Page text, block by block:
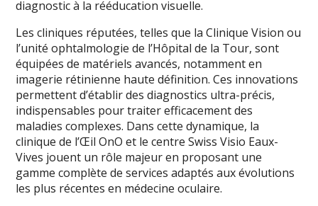
diagnostic à la rééducation visuelle.
Les cliniques réputées, telles que la Clinique Vision ou
l’unité ophtalmologie de l’Hôpital de la Tour, sont
équipées de matériels avancés, notamment en
imagerie rétinienne haute définition. Ces innovations
permettent d’établir des diagnostics ultra-précis,
indispensables pour traiter efficacement des
maladies complexes. Dans cette dynamique, la
clinique de l’Œil OnO et le centre Swiss Visio Eaux-
Vives jouent un rôle majeur en proposant une
gamme complète de services adaptés aux évolutions
les plus récentes en médecine oculaire.